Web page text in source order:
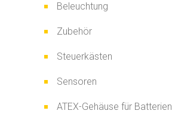
Beleuchtung
Zubehör
Steuerkästen
Sensoren
ATEX-Gehäuse für Batterien